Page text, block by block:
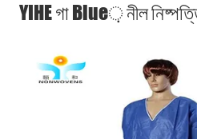
YIHE গা Blue় নীল